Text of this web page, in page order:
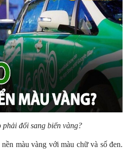
phải đổi sang biển vàng?
màu vàng với màu chữ và số đen.